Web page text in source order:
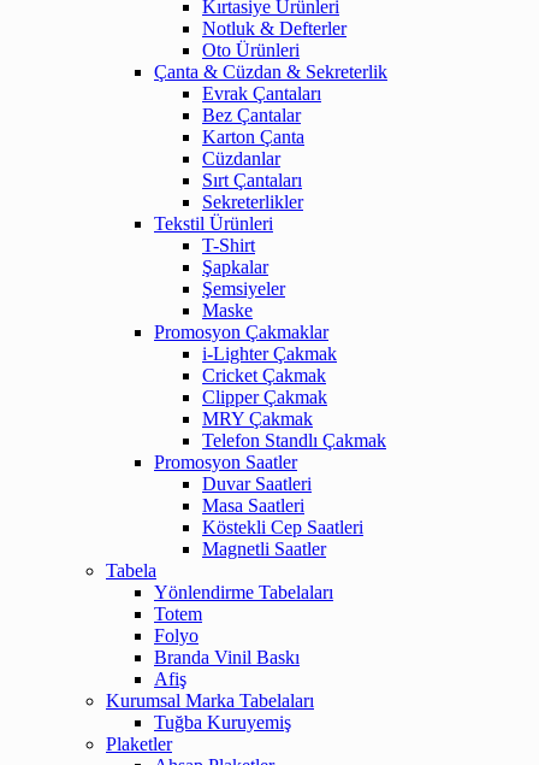
Kırtasiye Ürünleri
Notluk & Defterler
Oto Ürünleri
Çanta & Cüzdan & Sekreterlik
Evrak Çantaları
Bez Çantalar
Karton Çanta
Cüzdanlar
Sırt Çantaları
Sekreterlikler
Tekstil Ürünleri
T-Shirt
Şapkalar
Şemsiyeler
Maske
Promosyon Çakmaklar
i-Lighter Çakmak
Cricket Çakmak
Clipper Çakmak
MRY Çakmak
Telefon Standlı Çakmak
Promosyon Saatler
Duvar Saatleri
Masa Saatleri
Köstekli Cep Saatleri
Magnetli Saatler
Tabela
Yönlendirme Tabelaları
Totem
Folyo
Branda Vinil Baskı
Afiş
Kurumsal Marka Tabelaları
Tuğba Kuruyemiş
Plaketler